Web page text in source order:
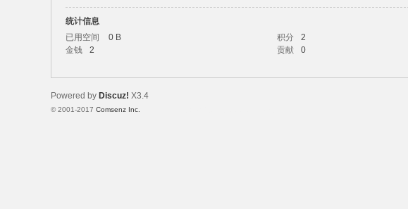
恒
统计信息
已用空间
0 B 积分 2
金钱
2 贡献 0
Powered by Discuz! X3.4
© 2001-2017 Comsenz Inc.